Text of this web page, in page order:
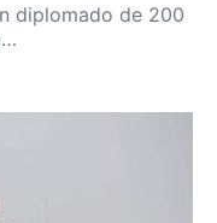
diplomado de 200